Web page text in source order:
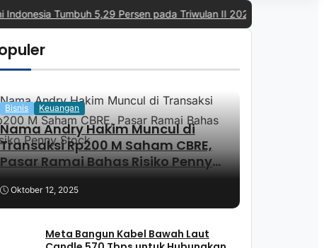
Tumbuh 5,29 Persen pada Triwulan II 2026, Tertinggi dalam
Bisnis Keuangan
Nama Andry Hakim Muncul di
Transaksi Rp200 M Saham CBRE,
Pasar Ramai Bahas Risiko Penny
Stock
Oktober 12, 2025
Meta Bangun Kabel Bawah Laut